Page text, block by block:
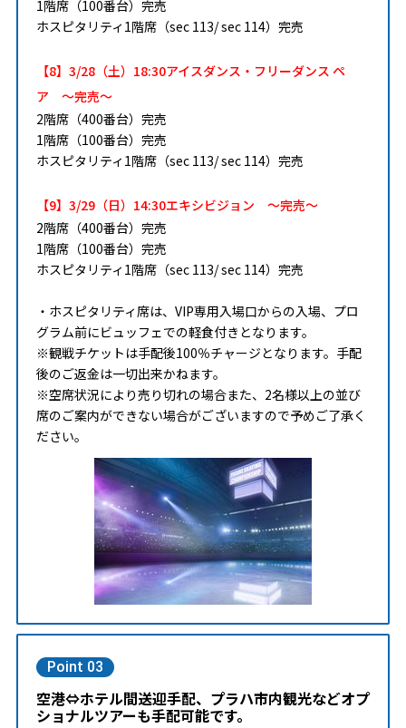
1階席（100番台）完売
ホスピタリティ1階席（sec 113/ sec 114）完売
【8】3/28（土）18:30アイスダンス・フリーダンス ペ
ア ～完売～
2階席（400番台）完売
1階席（100番台）完売
ホスピタリティ1階席（sec 113/ sec 114）完売
【9】3/29（日）14:30エキシビジョン ～完売～
2階席（400番台）完売
1階席（100番台）完売
ホスピタリティ1階席（sec 113/ sec 114）完売
・ホスピタリティ席は、VIP専用入場口からの入場、プロ
グラム前にビュッフェでの軽食付きとなります。
※観戦チケットは手配後100％チャージとなります。手配
後のご返金は一切出来かねます。
※空席状況により売り切れの場合また、2名様以上の並び
席のご案内ができない場合がございますので予めご了承く
ださい。
Point 03
空港⇔ホテル間送迎手配、プラハ市内観光などオプ
ショナルツアーも手配可能です。